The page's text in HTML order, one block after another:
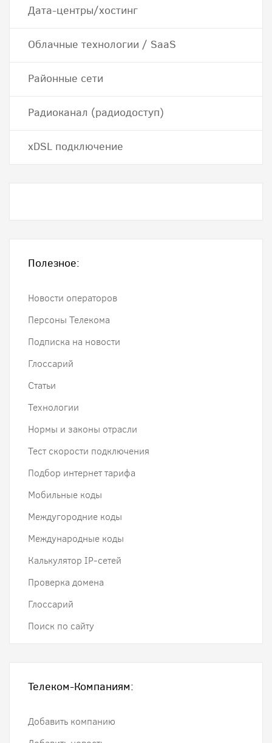
Дата-центры/хостинг
Облачные технологии / SaaS
Районные сети
Радиоканал (радиодоступ)
хDSL подключение
Полезное:
Новости операторов
Персоны Телекома
Подписка на новости
Глоссарий
Статьи
Технологии
Нормы и законы отрасли
Тест скорости подключения
Подбор интернет тарифа
Мобильные коды
Междугородние коды
Международные коды
Калькулятор IP-сетей
Проверка домена
Глоссарий
Поиск по сайту
Телеком-Компаниям:
Добавить компанию